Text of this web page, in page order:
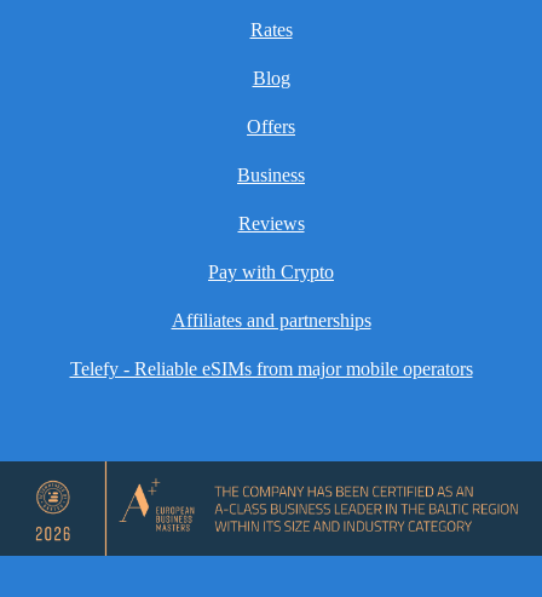
Rates
Blog
Offers
Business
Reviews
Pay with Crypto
Affiliates and partnerships
Telefy - Reliable eSIMs from major mobile operators